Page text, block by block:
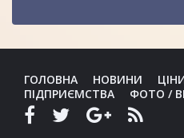
ГОЛОВНА НОВИНИ
ПІДПРИЄМСТВА
ФОТО /